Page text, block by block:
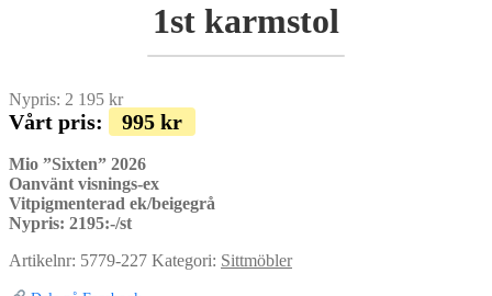
1st karmstol
Nypris: 2 195 kr
Vårt pris: 995 kr
Mio ”Sixten” 2026
Oanvänt visnings-ex
Vitpigmenterad ek/beigegrå
Nypris: 2195:-/st
Artikelnr: 5779-227 Kategori: Sittmöbler